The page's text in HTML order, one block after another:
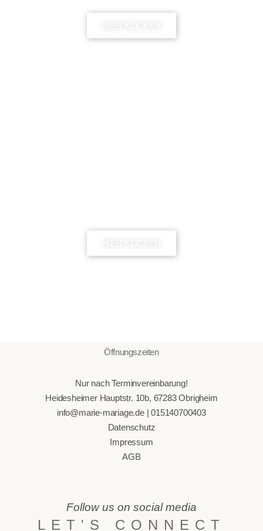
Öffnungszeiten
Nur nach Terminvereinbarung!
Heidesheimer Hauptstr. 10b, 67283 Obrigheim
info@marie-mariage.de | 015140700403
Datenschutz
Impressum
AGB
Follow us on social media
LET'S CONNECT